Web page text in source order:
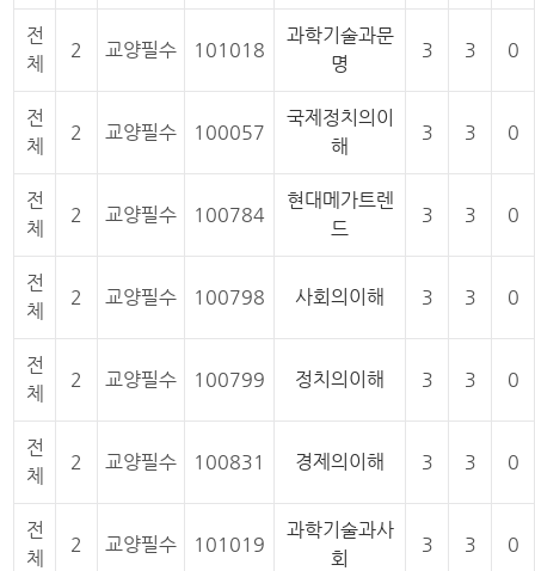
전
체
2 교양필수 101018
과학기술과문
명
3 3 0
전
체
2 교양필수 100057
국제정치의이
해
3 3 0
전
체
2 교양필수 100784
현대메가트렌
드
3 3 0
전
체
2 교양필수 100798 사회의이해 3 3 0
전
체
2 교양필수 100799 정치의이해 3 3 0
전
체
2 교양필수 100831 경제의이해 3 3 0
전
체
2 교양필수 101019
과학기술과사
회
3 3 0